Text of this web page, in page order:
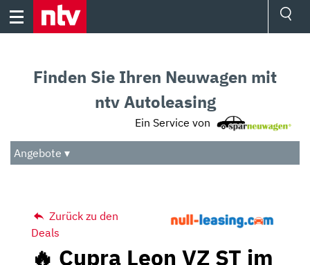
Skip
Audio
Das Beste
Finden Sie Ihren Neuwagen mit
ntv Autoleasing
Ein Service von
Angebote ▾
Zurück zu den
Deals
🔥 Cupra Leon VZ ST im